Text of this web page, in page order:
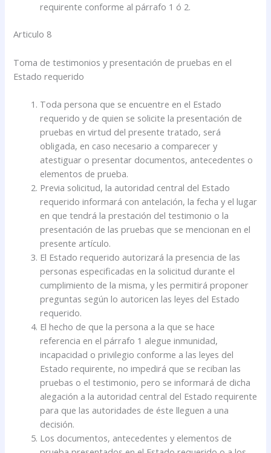
requirente conforme al párrafo 1 ó 2.
Articulo 8
Toma de testimonios y presentación de pruebas en el
Estado requerido
Toda persona que se encuentre en el Estado
requerido y de quien se solicite la presentación de
pruebas en virtud del presente tratado, será
obligada, en caso necesario a comparecer y
atestiguar o presentar documentos, antecedentes o
elementos de prueba.
Previa solicitud, la autoridad central del Estado
requerido informará con antelación, la fecha y el lugar
en que tendrá la prestación del testimonio o la
presentación de las pruebas que se mencionan en el
presente artículo.
El Estado requerido autorizará la presencia de las
personas especificadas en la solicitud durante el
cumplimiento de la misma, y les permitirá proponer
preguntas según lo autoricen las leyes del Estado
requerido.
El hecho de que la persona a la que se hace
referencia en el párrafo 1 alegue inmunidad,
incapacidad o privilegio conforme a las leyes del
Estado requirente, no impedirá que se reciban las
pruebas o el testimonio, pero se informará de dicha
alegación a la autoridad central del Estado requirente
para que las autoridades de éste lleguen a una
decisión.
Los documentos, antecedentes y elementos de